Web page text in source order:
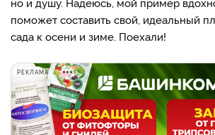
поможет составить свой, идеальный
сада к осени и зиме. Поехали!
РЕКЛАМА